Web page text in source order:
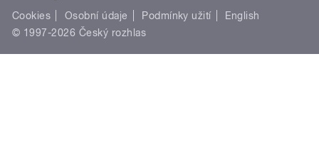
Cookies Osobní údaje Podmínky užití
English
© 1997-2026 Český rozhlas